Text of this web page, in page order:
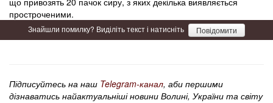
простроченими.
Знайшли помилку? Виділіть текст і натисніть Повідомити
Підписуйтесь на наш Telegram-канал, аби першими
дізнаватись найактуальніші новини Волині, України та світу